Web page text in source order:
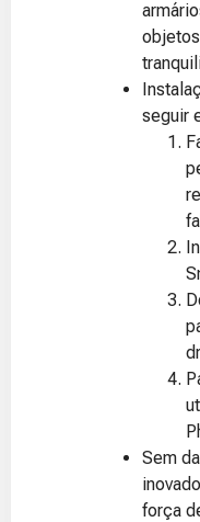
seguir
Sem
força